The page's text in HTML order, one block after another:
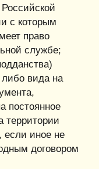
с которым
право
службе;
либо вида на
постоянное
территории
если иное не
договором